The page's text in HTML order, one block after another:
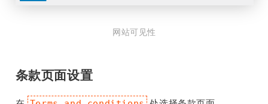
网站可见性
条款页面设置